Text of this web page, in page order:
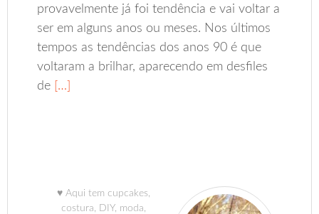
provavelmente já foi tendência e vai voltar a
ser em alguns anos ou meses. Nos últimos
tempos as tendências dos anos 90 é que
voltaram a brilhar, aparecendo em desfiles
de […]
♥ Aqui tem cupcakes,
costura, DIY, moda,